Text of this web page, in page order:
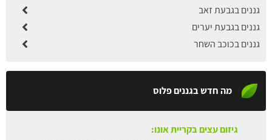
גננים בגבעת זאב
גננים בגבעת יערים
גננים בכוכב השחר
מה חדש בגננים פלוס
גיזום עצים בבני ברק: